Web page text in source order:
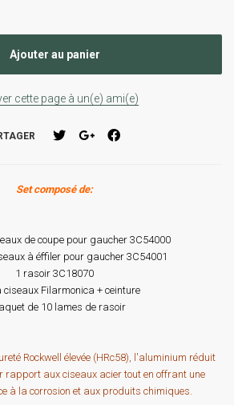
cette page à un(e) ami(e)
Set composé de:
de coupe pour gaucher 3C54000
à éffiler pour gaucher 3C54001
1 rasoir 3C18070
ciseaux Filarmonica + ceinture
de 10 lames de rasoir
Rockwell élevée (HRc58), l'aluminium réduit
rapport aux ciseaux acier tout en offrant une
à la corrosion et aux produits chimiques.